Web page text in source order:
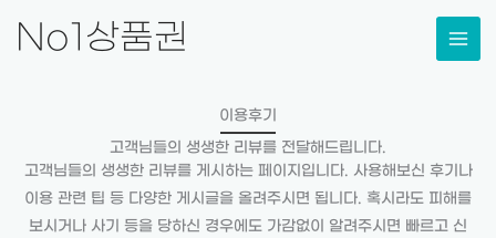
No1상품권
이용후기
고객님들의 생생한 리뷰를 전달해드립니다.
고객님들의 생생한 리뷰를 게시하는 페이지입니다. 사용해보신 후기나
이용 관련 팁 등 다양한 게시글을 올려주시면 됩니다. 혹시라도 피해를
보시거나 사기 등을 당하신 경우에도 가감없이 알려주시면 빠르고 신